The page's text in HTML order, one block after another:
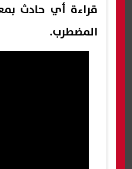
قراءة أي حادث
المضطرب.